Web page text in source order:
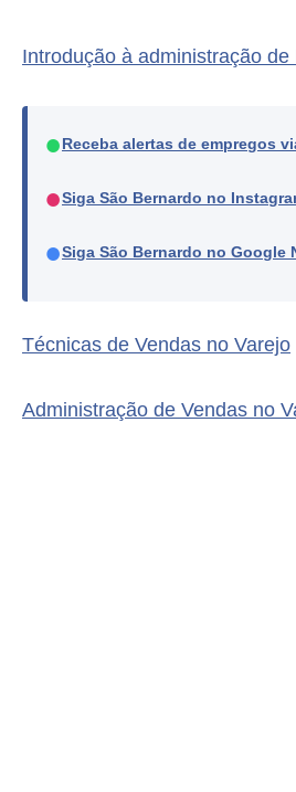
Introdução à administração
● Receba alertas de empregos
●Siga São Bernardo no
●Siga São Bernardo no Google
Técnicas de Vendas no Varejo
Administração de Vendas no